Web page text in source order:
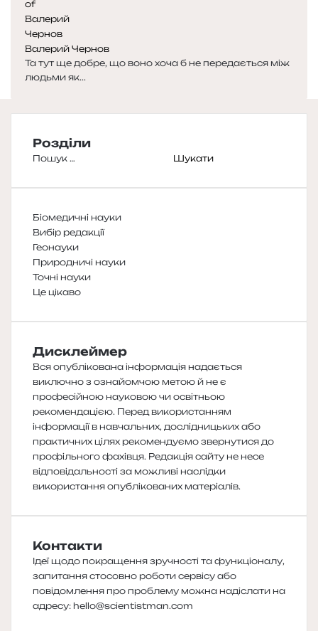
Валерий Чернов
Та тут ще добре, що воно хоча б не передається між
людьми як...
Розділи
Пошук:
Біомедичні науки
Вибір редакції
Геонауки
Природничі науки
Точні науки
Це цікаво
Дисклеймер
Вся опублікована інформація надається
виключно з ознайомчою метою й не є
професійною науковою чи освітньою
рекомендацією. Перед використанням
інформації в навчальних, дослідницьких або
практичних цілях рекомендуємо звернутися до
профільного фахівця. Редакція сайту не несе
відповідальності за можливі наслідки
використання опублікованих матеріалів.
Контакти
Ідеї щодо покращення зручності та функціоналу,
запитання стосовно роботи сервісу або
повідомлення про проблему можна надіслати на
адресу: hello@scientistman.com